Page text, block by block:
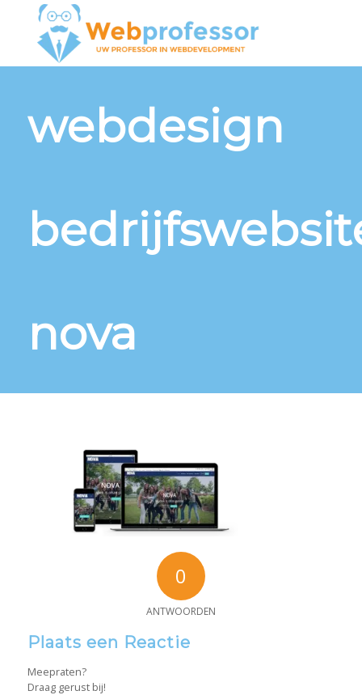
webdesign
nova
0
ANTWOORDEN
Plaats een Reactie
Meepraten?
Draag gerust bij!